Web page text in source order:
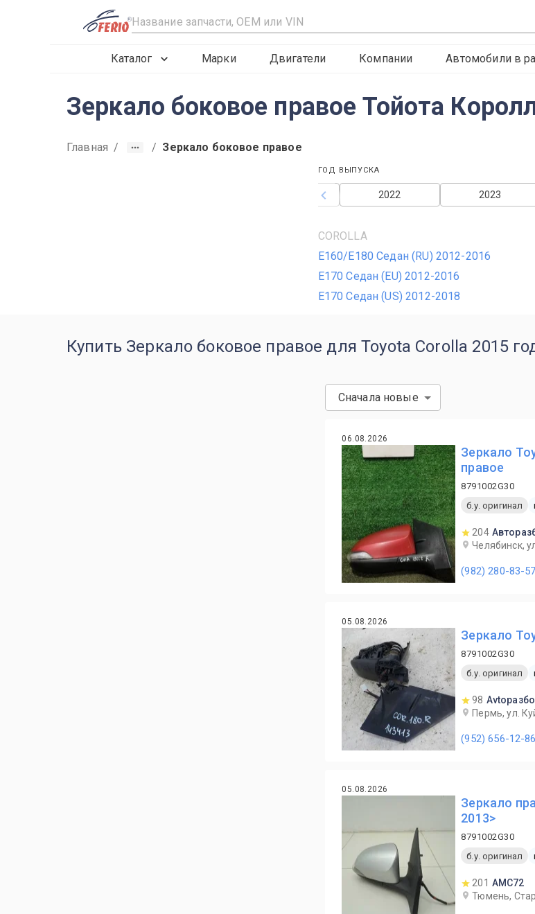
R
Каталог Марки Двигатели Компании Автомобили в
Зеркало боковое правое Тойота
Главная / / Зеркало боковое правое
ГОД ВЫПУСКА
2023
2022
COROLLA
E160/E180 Седан (RU) 2012-2016
E170 Седан (EU) 2012-2016
E170 Седан (US) 2012-2018
Купить Зеркало боковое правое для Toyota Corolla 2015
Сначала новые
06.08.2026
Зеркало
правое
8791002G30
б.у. оригинал
204
Челябинск,
(982) 280-83-57
05.08.2026
Зеркало
8791002G30
б.у. оригинал
98
Пермь, ул.
(952) 656-12-86
05.08.2026
Зеркало
2013>
8791002G30
б.у. оригинал
201 AMC72
Тюмень,